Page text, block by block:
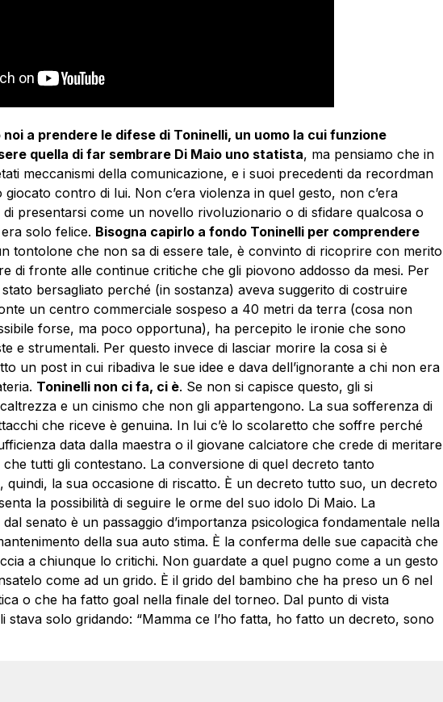
noi a prendere le difese di Toninelli, un uomo la cui funzione
quella di far sembrare Di Maio uno statista, ma pensiamo che in
meccanismi della comunicazione, e i suoi precedenti da recordman
contro di lui. Non c’era violenza in quel gesto, non c’era
presentarsi come un novello rivoluzionario o di sfidare qualcosa o
solo felice. Bisogna capirlo a fondo Toninelli per comprendere
tontolone che non sa di essere tale, è convinto di ricoprire con merito
di fronte alle continue critiche che gli piovono addosso da mesi. Per
bersagliato perché (in sostanza) aveva suggerito di costruire
un centro commerciale sospeso a 40 metri da terra (cosa non
forse, ma poco opportuna), ha percepito le ironie che sono
e strumentali. Per questo invece di lasciar morire la cosa si è
un post in cui ribadiva le sue idee e dava dell’ignorante a chi non era
Toninelli non ci fa, ci è. Se non si capisce questo, gli si
e un cinismo che non gli appartengono. La sua sofferenza di
che riceve è genuina. In lui c’è lo scolaretto che soffre perché
data dalla maestra o il giovane calciatore che crede di meritare
che tutti gli contestano. La conversione di quel decreto tanto
quindi, la sua occasione di riscatto. È un decreto tutto suo, un decreto
la possibilità di seguire le orme del suo idolo Di Maio. La
senato è un passaggio d’importanza psicologica fondamentale nella
della sua auto stima. È la conferma delle sue capacità che
a chiunque lo critichi. Non guardate a quel pugno come a un gesto
come ad un grido. È il grido del bambino che ha preso un 6 nel
o che ha fatto goal nella finale del torneo. Dal punto di vista
stava solo gridando: “Mamma ce l’ho fatta, ho fatto un decreto, sono